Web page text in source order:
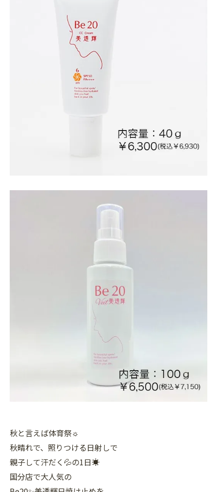
秋と言えば体育祭☼
秋晴れで、照りつける日射しで
親子して汗だく💦の1日☀
国分店で大人気の